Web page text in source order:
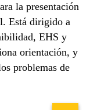
la presentación
Está dirigido a
EHS y
orientación, y
problemas de